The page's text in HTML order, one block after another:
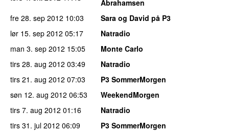
Abrahamsen
fre 28. sep 2012 10:03
Sara og David på P3
lør 15. sep 2012 05:17
Natradio
man 3. sep 2012 15:05
Monte Carlo
tirs 28. aug 2012 03:49
Natradio
tirs 21. aug 2012 07:03
P3 SommerMorgen
søn 12. aug 2012 06:53
WeekendMorgen
tirs 7. aug 2012 01:16
Natradio
tirs 31. jul 2012 06:09 P3 SommerMorgen